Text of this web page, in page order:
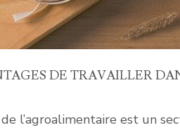
DE TRAVAILLER
l’agroalimentaire est un